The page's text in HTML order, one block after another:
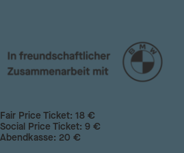
Fair Price Ticket: 18 €
Social Price Ticket: 9 €
Abendkasse: 20 €